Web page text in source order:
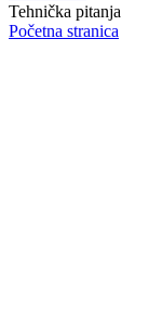
Tehnička pitanja
Početna stranica